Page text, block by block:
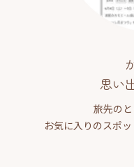
思い
旅先のと
お気に入りのスポ